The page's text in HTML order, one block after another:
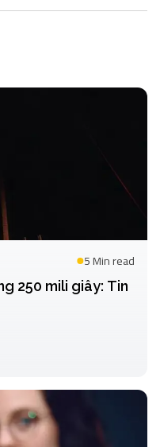
5 Minread
250 mili giây: Tin